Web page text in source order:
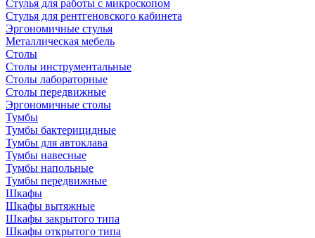
Стулья для работы с микроскопом
Стулья для рентгеновского кабинета
Эргономичные стулья
Металлическая мебель
Столы
Столы инструментальные
Столы лабораторные
Столы передвижные
Эргономичные столы
Тумбы
Тумбы бактерицидные
Тумбы для автоклава
Тумбы навесные
Тумбы напольные
Тумбы передвижные
Шкафы
Шкафы вытяжные
Шкафы закрытого типа
Шкафы открытого типа